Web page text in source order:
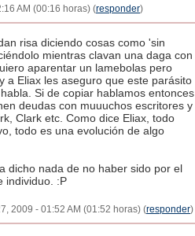
AM (00:16 horas) (responder)
risa diciendo cosas como 'sin
mientras clavan una daga con
aparentar un lamebolas pero
a Eliax les aseguro que este parásito
Si de copiar hablamos entonces
deudas con muuuchos escritores y
Clark etc. Como dice Eliax, todo
todo es una evolución de algo
dicho nada de no haber sido por el
individuo. :P
2009 - 01:52 AM (01:52 horas) (responder)